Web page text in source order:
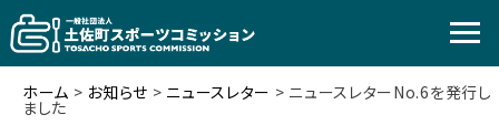
ホーム > お知らせ > ニュースレター > ニュースレターNo.6を発行し
ました